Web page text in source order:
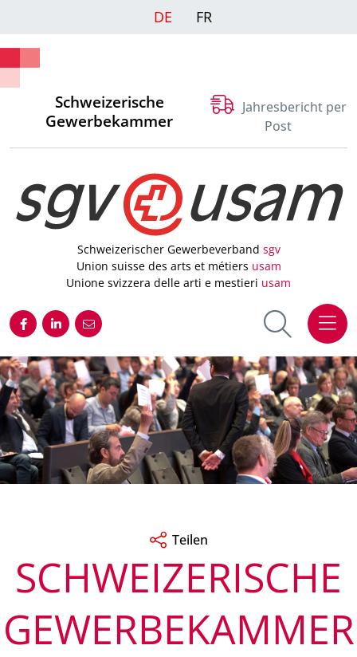
DE FR
Schweizerische
Gewerbekammer
Jahresbericht per
Post
Schweizerischer Gewerbeverband sgv
Union suisse des arts et métiers usam
Unione svizzera delle arti e mestieri usam
Teilen
SCHWEIZERISCHE
GEWERBEKAMMER